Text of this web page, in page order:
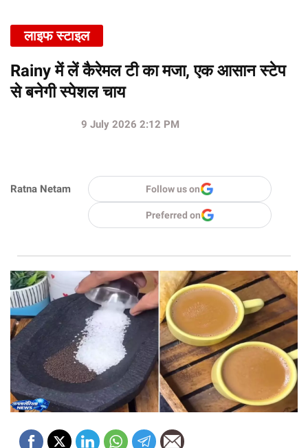
लाइफ स्टाइल
Rainy में लें कैरेमल टी का मजा, एक आसान स्टेप
से बनेगी स्पेशल चाय
Ratna Netam
9 July 2026 2:12 PM
Follow us on
Preferred on